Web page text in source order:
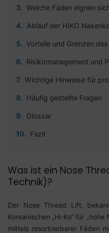
Welche Fäden eignen
Ablauf der HIKO
Vorteile und Grenzen
Risikomanagement und
Wichtige Hinweise für
Häufig gestellte Fragen
Glossar
Fazit
Was ist ein Nose
Technik)?
Der Nose Thread Lift,
Koreanischen „Hi-Ko“ für
mittels resorbierbarer Fäden